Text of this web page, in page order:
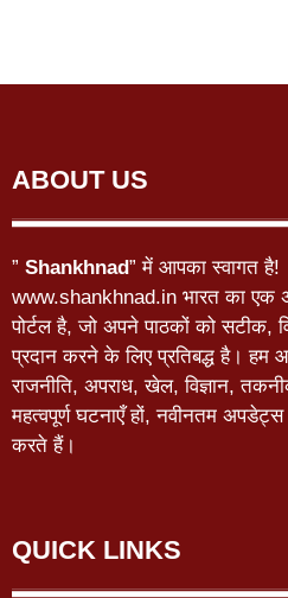
ABOUT US
” Shankhnad” में आपका स्वागत है!
www.shankhnad.in भारत का एक
पोर्टल है, जो अपने पाठकों को सटीक,
प्रदान करने के लिए प्रतिबद्ध है। हम
राजनीति, अपराध, खेल, विज्ञान,
महत्वपूर्ण घटनाएँ हों, नवीनतम अपडेट्स
करते हैं।
QUICK LINKS